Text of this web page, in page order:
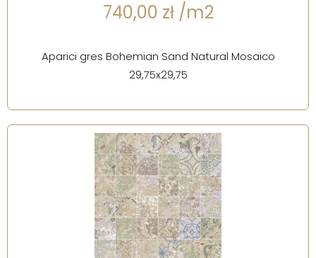
740,00 zł /m2
Aparici gres Bohemian Sand Natural Mosaico
29,75x29,75